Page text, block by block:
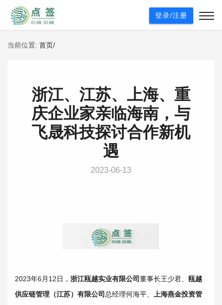
登录/注册
当前位置: 首页/
浙江、江苏、上海、重
庆企业家亲临海南，与
飞晟科技探讨合作新机
遇
2023-06-13
2023年6月12日， 浙江瓯越实业有限公司董事长王少君、
瓯越
供应链管理（江苏）有限公司总经理何海平、 上海燕金投资管